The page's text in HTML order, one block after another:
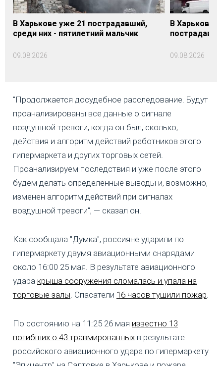
В Харькове уже 21 пострадавший,
среди них - пятилетний мальчик
09.08.2026
В Харькове
09.08.2026
"Продолжается досудебное расследование. Будут
проанализированы все данные о сигнале
воздушной тревоги, когда он был, сколько,
действия и алгоритм действий работников этого
гипермаркета и других торговых сетей.
Проанализируем последствия и уже после этого
будем делать определенные выводы и, возможно,
изменен алгоритм действий при сигналах
воздушной тревоги", — сказал он.
Как сообщала "Думка", россияне ударили по
гипермаркету двумя авиационными снарядами
около 16:00 25 мая. В результате авиационного
удара крыша сооружения сломалась и упала на
торговые залы. Спасатели 16 часов тушили пожар.
По состоянию на 11:25 26 мая известно 13
погибших о 43 травмированных в результате
российского авиационного удара по гипермаркету